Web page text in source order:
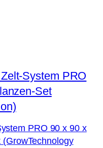
PRO 90 x 90 x